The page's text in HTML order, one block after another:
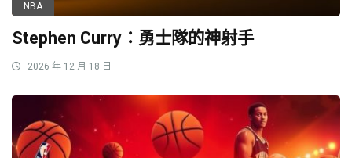
NBA
Stephen Curry：勇士隊的神射手
2026 年 12 月 18 日